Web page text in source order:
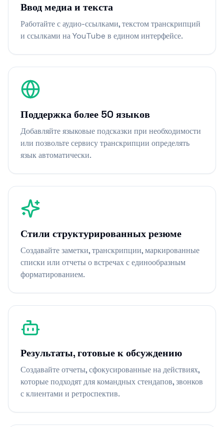
Ввод медиа и текста
Работайте с аудио-ссылками, текстом транскрипций
и ссылками на YouTube в едином интерфейсе.
Поддержка более 50 языков
Добавляйте языковые подсказки при необходимости
или позвольте сервису транскрипции определять
язык автоматически.
Стили структурированных резюме
Создавайте заметки, транскрипции, маркированные
списки или отчеты о встречах с единообразным
форматированием.
Результаты, готовые к обсуждению
Создавайте отчеты, сфокусированные на действиях,
которые подходят для командных стендапов, звонков
с клиентами и ретроспектив.